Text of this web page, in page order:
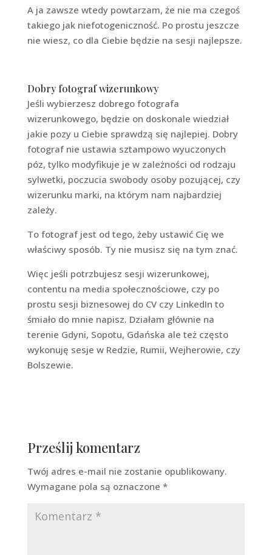
A ja zawsze wtedy powtarzam, że nie ma czegoś
takiego jak niefotogeniczność. Po prostu jeszcze
nie wiesz, co dla Ciebie będzie na sesji najlepsze.
Dobry fotograf wizerunkowy
Jeśli wybierzesz dobrego fotografa
wizerunkowego, będzie on doskonale wiedział
jakie pozy u Ciebie sprawdzą się najlepiej. Dobry
fotograf nie ustawia sztampowo wyuczonych
póz, tylko modyfikuje je w zależności od rodzaju
sylwetki, poczucia swobody osoby pozującej, czy
wizerunku marki, na którym nam najbardziej
zależy.
To fotograf jest od tego, żeby ustawić Cię we
właściwy sposób. Ty nie musisz się na tym znać.
Więc jeśli potrzbujesz sesji wizerunkowej,
contentu na media społecznościowe, czy po
prostu sesji biznesowej do CV czy LinkedIn to
śmiało do mnie napisz. Działam głównie na
terenie Gdyni, Sopotu, Gdańska ale też często
wykonuję sesje w Redzie, Rumii, Wejherowie, czy
Bolszewie.
Prześlij komentarz
Twój adres e-mail nie zostanie opublikowany.
Wymagane pola są oznaczone *